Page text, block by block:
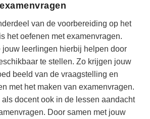
onderwijs
van de voorbereiding op het
het oefenen met examenvragen.
jouw leerlingen hierbij helpen door
te stellen. Zo krijgen jouw
beeld van de vraagstelling en
met het maken van examenvragen.
als docent ook in de lessen aandacht
Door samen met jouw